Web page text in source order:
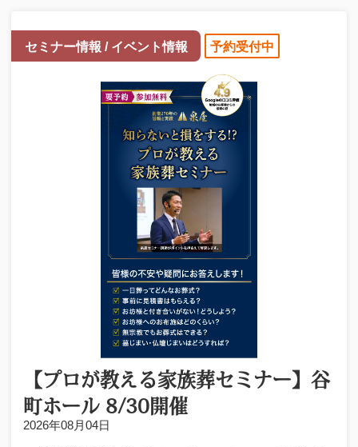
セミナー情報 / イベント情報 予約受付中
【プロが教える家族葬セミナー】谷
町ホール 8/30開催
2026年08月04日